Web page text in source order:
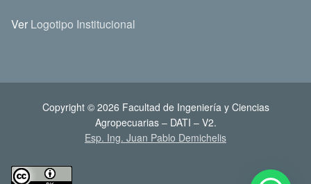
Ver Logotipo Institucional
Copyright © 2026 Facultad de Ingeniería y Ciencias
Agropecuarias – DATI – V2.
Esp. Ing. Juan Pablo Demichelis